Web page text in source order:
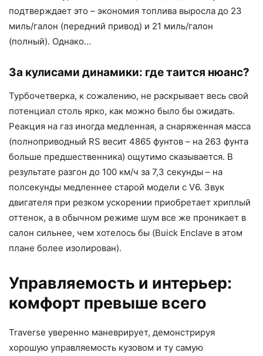
подтверждает это – экономия топлива выросла до 23
миль/галон (передний привод) и 21 миль/галон
(полный). Однако…
За кулисами динамики: где таится нюанс?
Турбочетверка, к сожалению, не раскрывает весь свой
потенциал столь ярко, как можно было бы ожидать.
Реакция на газ иногда медленная, а снаряженная масса
(полноприводный RS весит 4865 фунтов – на 263 фунта
больше предшественника) ощутимо сказывается. В
результате разгон до 100 км/ч за 7,3 секунды – на
полсекунды медленнее старой модели с V6. Звук
двигателя при резком ускорении приобретает хриплый
оттенок, а в обычном режиме шум все же проникает в
салон сильнее, чем хотелось бы (Buick Enclave в этом
плане более изолирован).
Управляемость и интерьер:
комфорт превыше всего
Traverse уверенно маневрирует, демонстрируя
хорошую управляемость кузовом и ту самую